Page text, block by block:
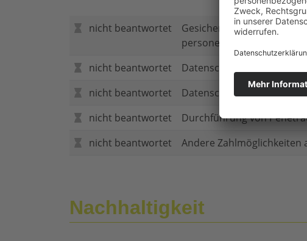
nicht beantwortet
Gesicherte Verbindung bei
personenbezogenen Daten
nicht beantwortet
Datenschutzerklärung
nicht beantwortet
Datenschutzerklärung im
nicht beantwortet
Durchführung von
nicht beantwortet
Andere Zahlmöglichkeiten
Nachhaltigkeit